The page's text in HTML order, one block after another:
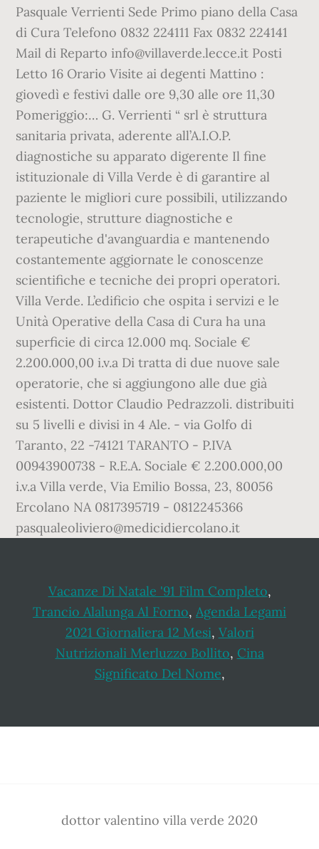
Pasquale Verrienti Sede Primo piano della Casa
di Cura Telefono 0832 224111 Fax 0832 224141
Mail di Reparto info@villaverde.lecce.it Posti
Letto 16 Orario Visite ai degenti Mattino :
giovedì e festivi dalle ore 9,30 alle ore 11,30
Pomeriggio:… G. Verrienti “ srl è struttura
sanitaria privata, aderente all’A.I.O.P.
diagnostiche su apparato digerente Il fine
istituzionale di Villa Verde è di garantire al
paziente le migliori cure possibili, utilizzando
tecnologie, strutture diagnostiche e
terapeutiche d'avanguardia e mantenendo
costantemente aggiornate le conoscenze
scientifiche e tecniche dei propri operatori.
Villa Verde. L’edificio che ospita i servizi e le
Unità Operative della Casa di Cura ha una
superficie di circa 12.000 mq. Sociale €
2.200.000,00 i.v.a Di tratta di due nuove sale
operatorie, che si aggiungono alle due già
esistenti. Dottor Claudio Pedrazzoli. distribuiti
su 5 livelli e divisi in 4 Ale. - via Golfo di
Taranto, 22 -74121 TARANTO - P.IVA
00943900738 - R.E.A. Sociale € 2.200.000,00
i.v.a Villa verde, Via Emilio Bossa, 23, 80056
Ercolano NA 0817395719 - 0812245366
pasqualeoliviero@medicidiercolano.it
Vacanze Di Natale '91 Film Completo,
Trancio Alalunga Al Forno, Agenda Legami
2021 Giornaliera 12 Mesi, Valori
Nutrizionali Merluzzo Bollito, Cina
Significato Del Nome,
dottor valentino villa verde 2020